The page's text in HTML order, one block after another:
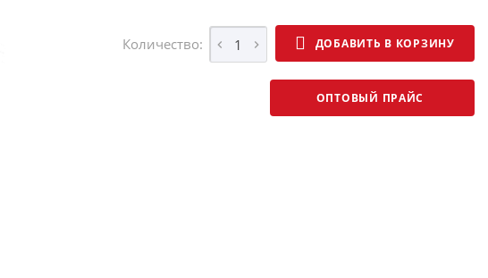
Количество: ДОБАВИТЬ В КОРЗИНУ
ОПТОВЫЙ ПРАЙС